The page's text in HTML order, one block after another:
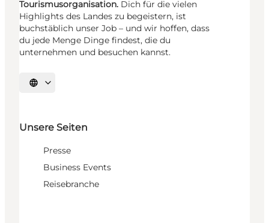
Tourismusorganisation. Dich für die vielen
Highlights des Landes zu begeistern, ist
buchstäblich unser Job – und wir hoffen, dass
du jede Menge Dinge findest, die du
unternehmen und besuchen kannst.
Sprache auswählen
Unsere Seiten
Presse
Business Events
Reisebranche